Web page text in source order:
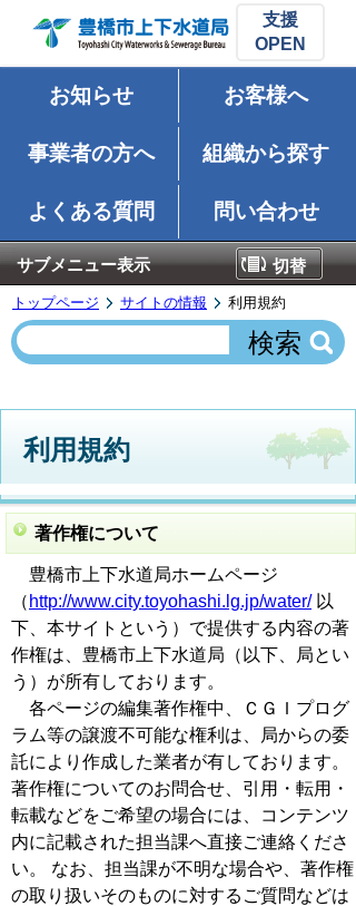
支援
お知らせ お客様へ
事業者の方へ 組織から探す
よくある質問 問い合わせ
サブメニュー表示 切替
トップページ サイトの情報 利用規約
利用規約
著作権について
豊橋市上下水道局ホームページ
（ http://www.city.toyohashi.lg.jp/water/以
下、本サイトという）で提供する内容の著
作権は、豊橋市上下水道局（以下、局とい
う）が所有しております。
各ページの編集著作権中、ＣＧＩプログ
ラム等の譲渡不可能な権利は、局からの委
託により作成した業者が有しております。
著作権についてのお問合せ、引用・転用・
転載などをご希望の場合には、コンテンツ
内に記載された担当課へ直接ご連絡くださ
い。 なお、担当課が不明な場合や、著作権
の取り扱いそのものに対するご質問などは